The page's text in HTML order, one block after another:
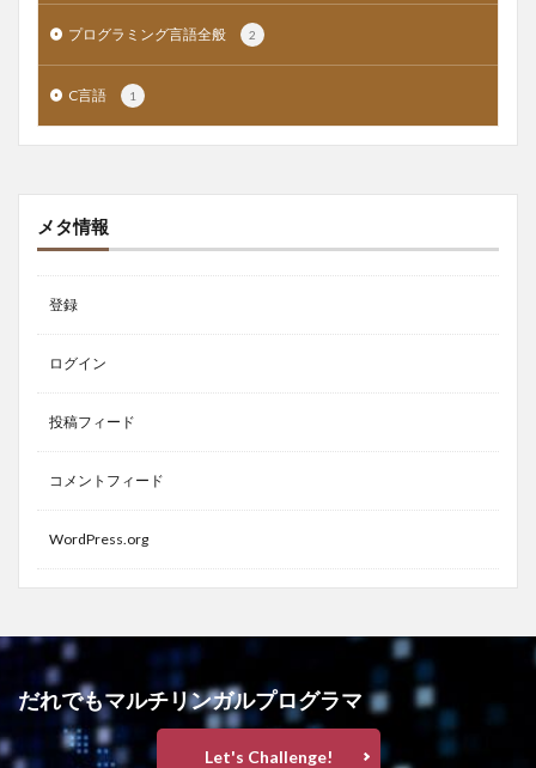
プログラミング言語全般 2
C言語 1
メタ情報
登録
ログイン
投稿フィード
コメントフィード
WordPress.org
だれでもマルチリンガルプログラマ
Let's Challenge!